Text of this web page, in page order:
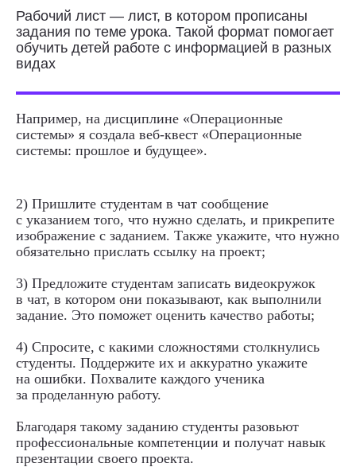
Рабочий лист — лист, в котором прописаны
задания по теме урока. Такой формат помогает
обучить детей работе с информацией в разных
видах
Например, на дисциплине «Операционные
системы» я создала веб-квест «Операционные
системы: прошлое и будущее».
2) Пришлите студентам в чат сообщение
с указанием того, что нужно сделать, и прикрепите
изображение с заданием. Также укажите, что нужно
обязательно прислать ссылку на проект;
3) Предложите студентам записать видеокружок
в чат, в котором они показывают, как выполнили
задание. Это поможет оценить качество работы;
4) Спросите, с какими сложностями столкнулись
студенты. Поддержите их и аккуратно укажите
на ошибки. Похвалите каждого ученика
за проделанную работу.
Благодаря такому заданию студенты разовьют
профессиональные компетенции и получат навык
презентации своего проекта.
Как рассказать
о правилах
интересно: квест
в лесу